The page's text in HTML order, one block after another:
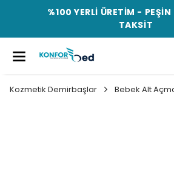
%100 YERLİ ÜRETİM -
TAKSİT
Kozmetik Demirbaşlar Bebek Alt